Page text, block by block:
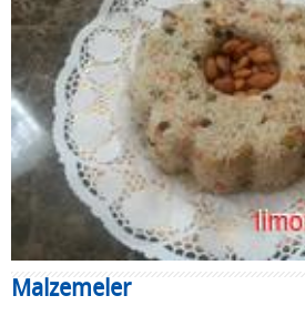
Malzemeler